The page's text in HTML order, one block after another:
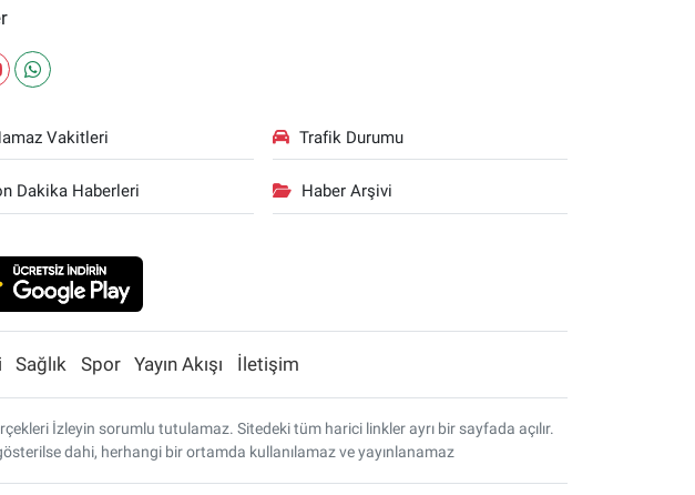
Vakitleri Trafik Durumu
Dakika Haberleri Haber Arşivi
Sağlık Spor Yayın Akışı İletişim
İzleyin sorumlu tutulamaz. Sitedeki tüm harici linkler ayrı bir sayfada açılır.
dahi, herhangi bir ortamda kullanılamaz ve yayınlanamaz